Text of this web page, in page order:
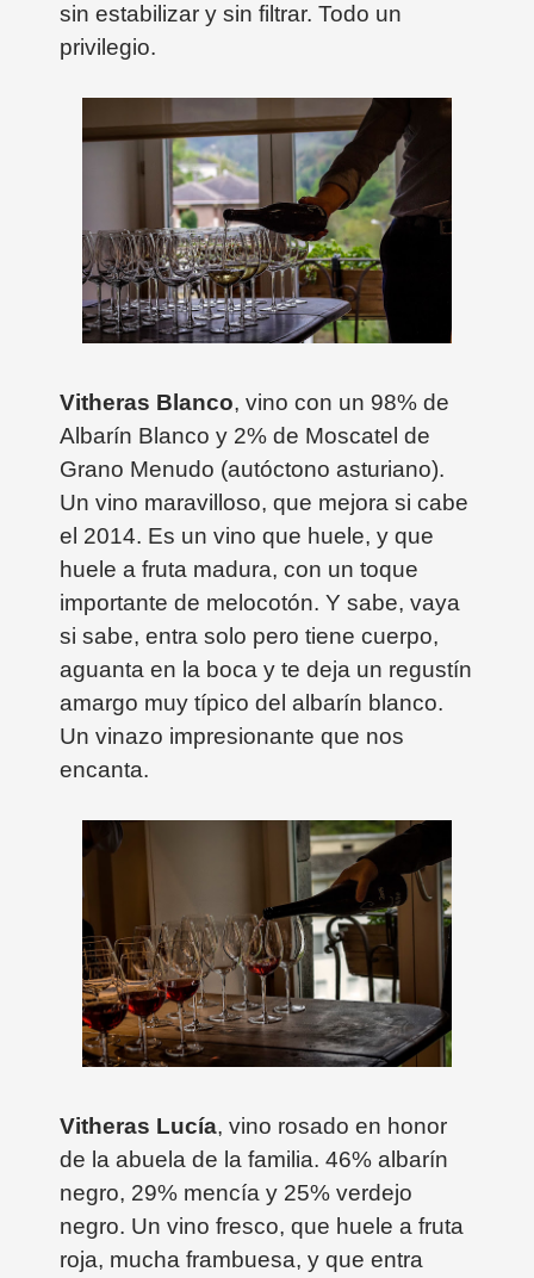
sin estabilizar y sin filtrar. Todo un
privilegio.
Vitheras Blanco, vino con un 98% de
Albarín Blanco y 2% de Moscatel de
Grano Menudo (autóctono asturiano).
Un vino maravilloso, que mejora si cabe
el 2014. Es un vino que huele, y que
huele a fruta madura, con un toque
importante de melocotón. Y sabe, vaya
si sabe, entra solo pero tiene cuerpo,
aguanta en la boca y te deja un regustín
amargo muy típico del albarín blanco.
Un vinazo impresionante que nos
encanta.
Vitheras Lucía, vino rosado en honor
de la abuela de la familia. 46% albarín
negro, 29% mencía y 25% verdejo
negro. Un vino fresco, que huele a fruta
roja, mucha frambuesa, y que entra